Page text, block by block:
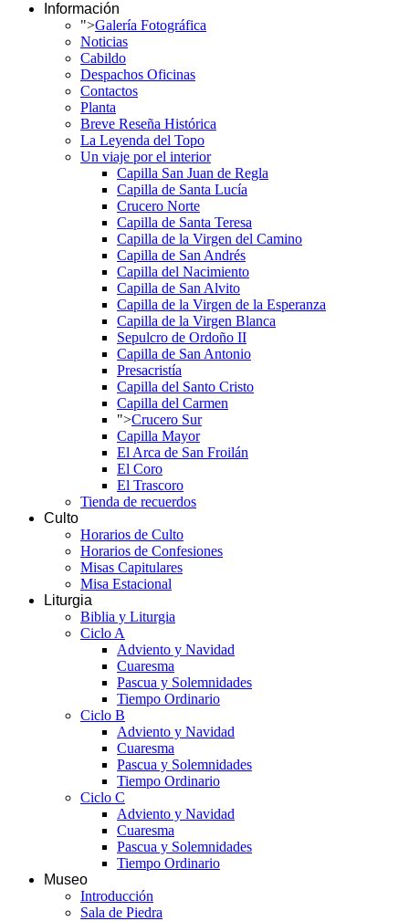
Información
">Galería Fotográfica
Noticias
Cabildo
Despachos Oficinas
Contactos
Planta
Breve Reseña Histórica
La Leyenda del Topo
Un viaje por el interior
Capilla San Juan de Regla
Capilla de Santa Lucía
Crucero Norte
Capilla de Santa Teresa
Capilla de la Virgen del Camino
Capilla de San Andrés
Capilla del Nacimiento
Capilla de San Alvito
Capilla de la Virgen de la Esperanza
Capilla de la Virgen Blanca
Sepulcro de Ordoño II
Capilla de San Antonio
Presacristía
Capilla del Santo Cristo
Capilla del Carmen
">Crucero Sur
Capilla Mayor
El Arca de San Froilán
El Coro
El Trascoro
Tienda de recuerdos
Culto
Horarios de Culto
Horarios de Confesiones
Misas Capitulares
Misa Estacional
Liturgia
Biblia y Liturgia
Ciclo A
Adviento y Navidad
Cuaresma
Pascua y Solemnidades
Tiempo Ordinario
Ciclo B
Adviento y Navidad
Cuaresma
Pascua y Solemnidades
Tiempo Ordinario
Ciclo C
Adviento y Navidad
Cuaresma
Pascua y Solemnidades
Tiempo Ordinario
Museo
Introducción
Sala de Piedra